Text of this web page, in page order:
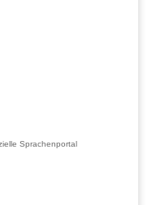
Sprachenportal